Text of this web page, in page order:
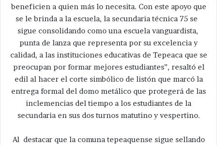
beneficien a quien más lo necesita. Con este apoyo que
se le brinda a la escuela, la secundaria técnica 75 se
sigue consolidando como una escuela vanguardista,
punta de lanza que representa por su excelencia y
calidad, a las instituciones educativas de Tepeaca que se
preocupan por formar mejores estudiantes”, resaltó el
edil al hacer el corte simbólico de listón que marcó la
entrega formal del domo metálico que protegerá de las
inclemencias del tiempo a los estudiantes de la
secundaria en sus dos turnos matutino y vespertino.
Al destacar que la comuna tepeaquense sigue sellando